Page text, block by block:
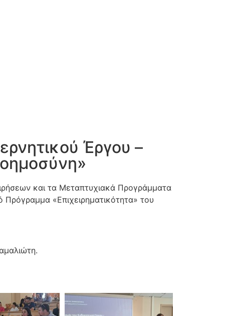
Έργου –
και τα Μεταπτυχιακά Προγράμματα
Πρόγραμμα «Επιχειρηματικότητα» του